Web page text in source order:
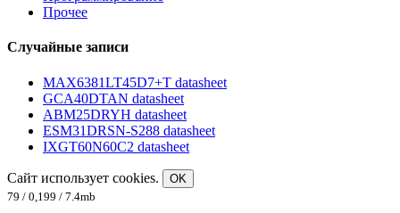
Прочее
Случайные записи
MAX6381LT45D7+T datasheet
GCA40DTAN datasheet
ABM25DRYH datasheet
ESM31DRSN-S288 datasheet
IXGT60N60C2 datasheet
Сайт использует cookies.
OK
79 / 0,199 / 7.4mb